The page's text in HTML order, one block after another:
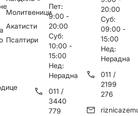
Молитвеници
Акатисти
Псалтири
Пет:
9:00 -
20:00
Суб:
10:00 -
15:00
Нед:
Нерадна
011 /
3440
779
20:00
Суб:
09:00 -
15:00
Нед:
Нерадна
011 /
2199
276